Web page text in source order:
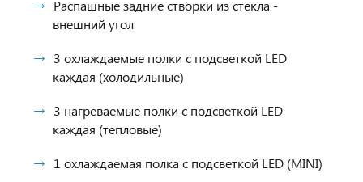
Распашные задние створки из стекла -
внешний угол
3 охлаждаемые полки с подсветкой LED
каждая (холодильные)
3 нагреваемые полки с подсветкой LED
каждая (тепловые)
1 охлаждаемая полка с подсветкой LED (MINI)